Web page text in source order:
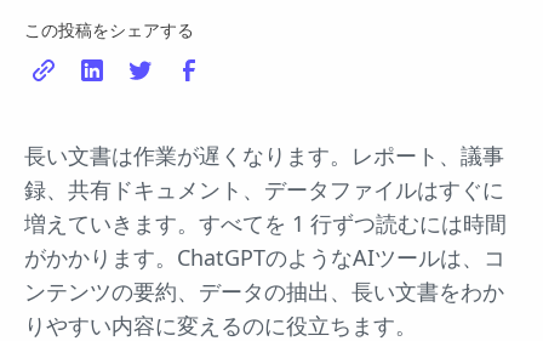
この投稿をシェアする
長い文書は作業が遅くなります。レポート、議事
録、共有ドキュメント、データファイルはすぐに
増えていきます。すべてを 1 行ずつ読むには時間
がかかります。ChatGPTのようなAIツールは、コ
ンテンツの要約、データの抽出、長い文書をわか
りやすい内容に変えるのに役立ちます。